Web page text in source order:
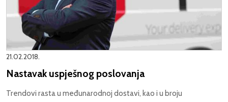
21.02.2018.
Nastavak uspješnog poslovanja
Trendovi rasta u međunarodnoj dostavi, kao i u broju